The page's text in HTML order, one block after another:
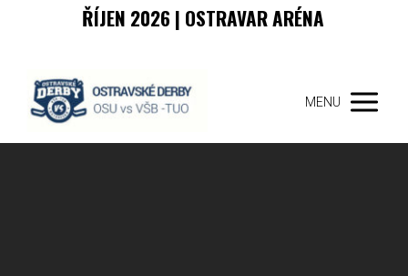
ŘÍJEN 2026 | OSTRAVAR ARÉNA
MENU